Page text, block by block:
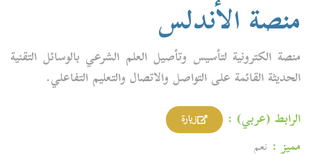
منصة الأندلس
منصة الكترونية لتأسيس وتأصيل العلم الشرعي بالوسائل التقنية
الحديثة القائمة على التواصل والاتصال والتعليم التفاعلي.
الرابط (عربي) :
زيارة
مميز : نعم